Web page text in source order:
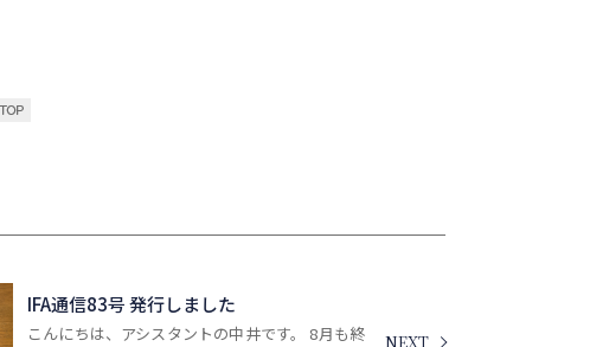
NEXT
IFA通信83号 発行しました
こんにちは、アシスタントの中井です。 8月も終